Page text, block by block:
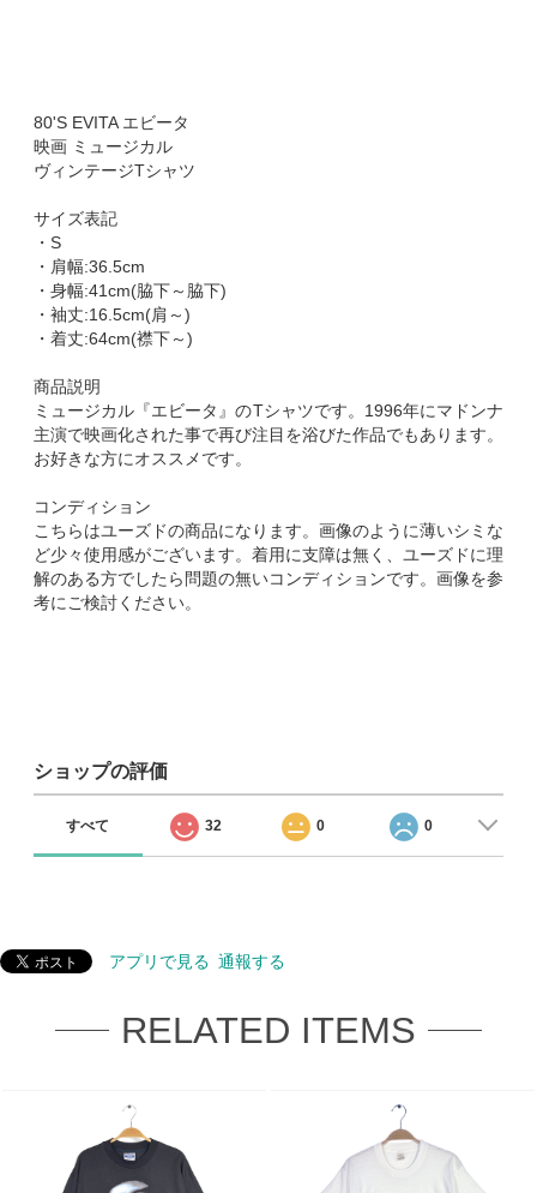
80'S EVITA エビータ
映画 ミュージカル
ヴィンテージTシャツ
サイズ表記
・S
・肩幅:36.5cm
・身幅:41cm(脇下～脇下)
・袖丈:16.5cm(肩～)
・着丈:64cm(襟下～)
商品説明
ミュージカル『エビータ』のTシャツです。1996年にマドンナ
主演で映画化された事で再び注目を浴びた作品でもあります。
お好きな方にオススメです。
コンディション
こちらはユーズドの商品になります。画像のように薄いシミな
ど少々使用感がございます。着用に支障は無く、ユーズドに理
解のある方でしたら問題の無いコンディションです。画像を参
考にご検討ください。
ショップの評価
すべて 32 0 0
アプリで見る 通報する
RELATED ITEMS